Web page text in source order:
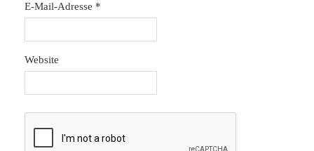
E-Mail-Adresse *
Website